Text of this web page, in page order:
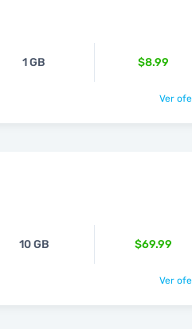
1 GB $8.99
Ver
10 GB $69.99
Ver